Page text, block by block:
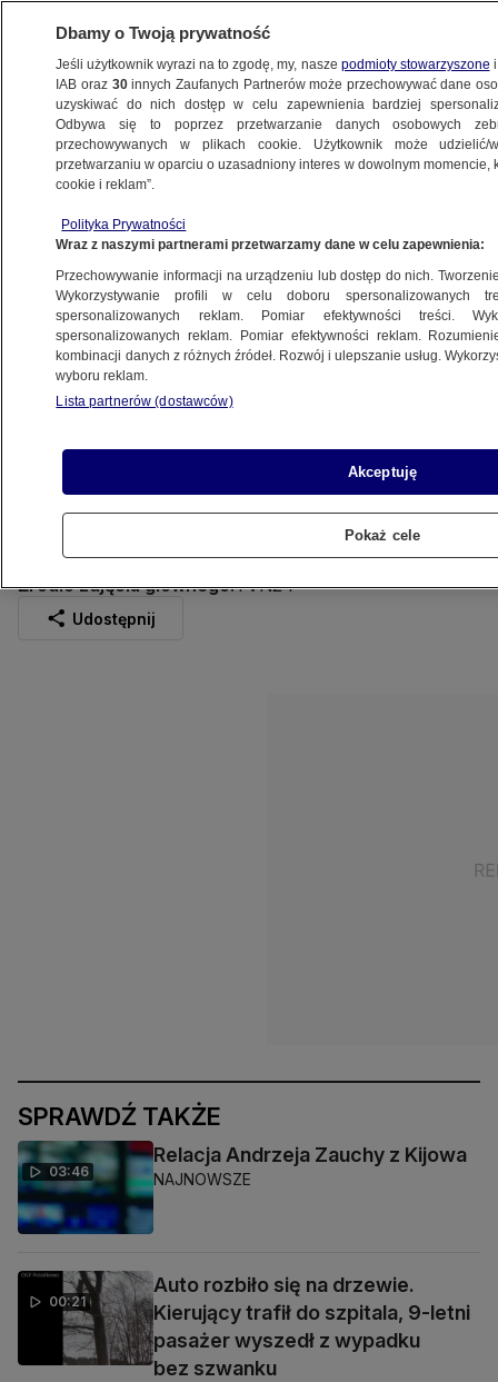
Rekordowe zyski Orlenu. Marek
Borowski o najgorszej długofalowej
konsekwencji fuzji Orlenu i Lotosu
Źródło:TVN24
Źródło zdjęcia głównego:TVN24
Udostępnij
SPRAWDŹ TAKŻE
03:46
Relacja Andrzeja Zauchy z Kijowa
NAJNOWSZE
00:21
Auto rozbiło się na drzewie.
Kierujący trafił do szpitala, 9-letni
pasażer wyszedł z wypadku
bez szwanku
Dbamy o Twoją prywatność
Jeśli użytkownik wyrazi na to zgodę, my, nasze podmioty stowarzyszone
IAB oraz 30innych Zaufanych Partnerów może przechowywać dane
uzyskiwać do nich dostęp w celu zapewnienia bardziej
Odbywa się to poprzez przetwarzanie danych osobowych
przechowywanych w plikach cookie. Użytkownik może
przetwarzaniu w oparciu o uzasadniony interes w dowolnym momencie,
cookie i reklam”.
Polityka Prywatności
Wraz z naszymi partnerami przetwarzamy dane w celu zapewnienia:
Przechowywanie informacji na urządzeniu lub dostęp do nich.
Wykorzystywanie profili w celu doboru spersonalizowanych
spersonalizowanych reklam. Pomiar efektywności treści.
spersonalizowanych reklam. Pomiar efektywności reklam.
kombinacji danych z różnych źródeł. Rozwój i ulepszanie usług.
wyboru reklam.
Lista partnerów (dostawców)
Akceptuję
Pokaż cele